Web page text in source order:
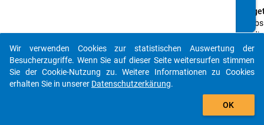
für
einen
auto_stories
add_shopping_cart
Wir verwenden Cookies zur statistischen Auswertung der
Besucherzugriffe. Wenn Sie auf dieser Seite weitersurfen stimmen
Sie der Cookie-Nutzung zu. Weitere Informationen zu Cookies
erhalten Sie in unserer Datenschutzerkärung.
OK